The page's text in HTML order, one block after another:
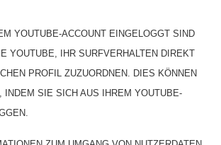
YOUTUBE-ACCOUNT EINGELOGGT SIND
YOUTUBE, IHR SURFVERHALTEN DIREKT
PROFIL ZUZUORDNEN. DIES KÖNNEN
INDEM SIE SICH AUS IHREM YOUTUBE-